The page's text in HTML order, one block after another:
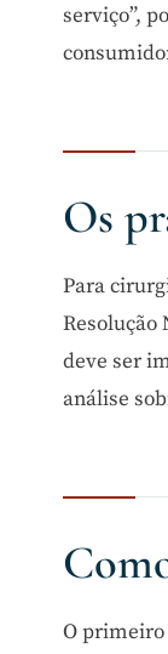
serviço”,
Os
Para
Resolução
deve ser
análise
O primeiro